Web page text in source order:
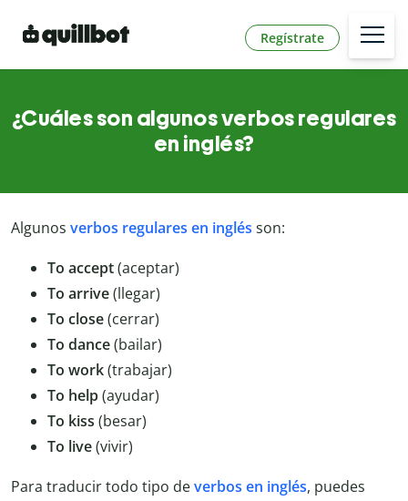
Regístrate
¿Cuáles son algunos verbos regulares
en inglés?
Algunos verbos regulares en inglés son:
To accept(aceptar)
To arrive(llegar)
To close(cerrar)
To dance(bailar)
To work(trabajar)
To help(ayudar)
To kiss (besar)
To live(vivir)
Para traducir todo tipo deverbos en inglés, puedes